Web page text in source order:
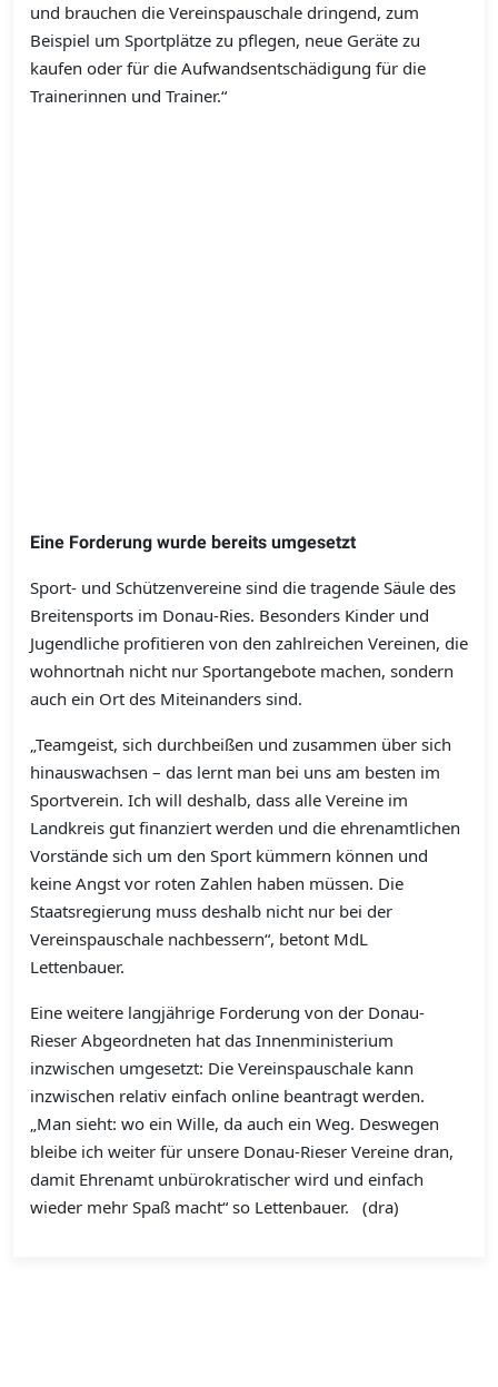
und brauchen die Vereinspauschale dringend, zum
Beispiel um Sportplätze zu pflegen, neue Geräte zu
kaufen oder für die Aufwandsentschädigung für die
Trainerinnen und Trainer.“
Eine Forderung wurde bereits umgesetzt
Sport- und Schützenvereine sind die tragende Säule des
Breitensports im Donau-Ries. Besonders Kinder und
Jugendliche profitieren von den zahlreichen Vereinen, die
wohnortnah nicht nur Sportangebote machen, sondern
auch ein Ort des Miteinanders sind.
„Teamgeist, sich durchbeißen und zusammen über sich
hinauswachsen – das lernt man bei uns am besten im
Sportverein. Ich will deshalb, dass alle Vereine im
Landkreis gut finanziert werden und die ehrenamtlichen
Vorstände sich um den Sport kümmern können und
keine Angst vor roten Zahlen haben müssen. Die
Staatsregierung muss deshalb nicht nur bei der
Vereinspauschale nachbessern“, betont MdL
Lettenbauer.
Eine weitere langjährige Forderung von der Donau-
Rieser Abgeordneten hat das Innenministerium
inzwischen umgesetzt: Die Vereinspauschale kann
inzwischen relativ einfach online beantragt werden.
„Man sieht: wo ein Wille, da auch ein Weg. Deswegen
bleibe ich weiter für unsere Donau-Rieser Vereine dran,
damit Ehrenamt unbürokratischer wird und einfach
wieder mehr Spaß macht“ so Lettenbauer. (dra)